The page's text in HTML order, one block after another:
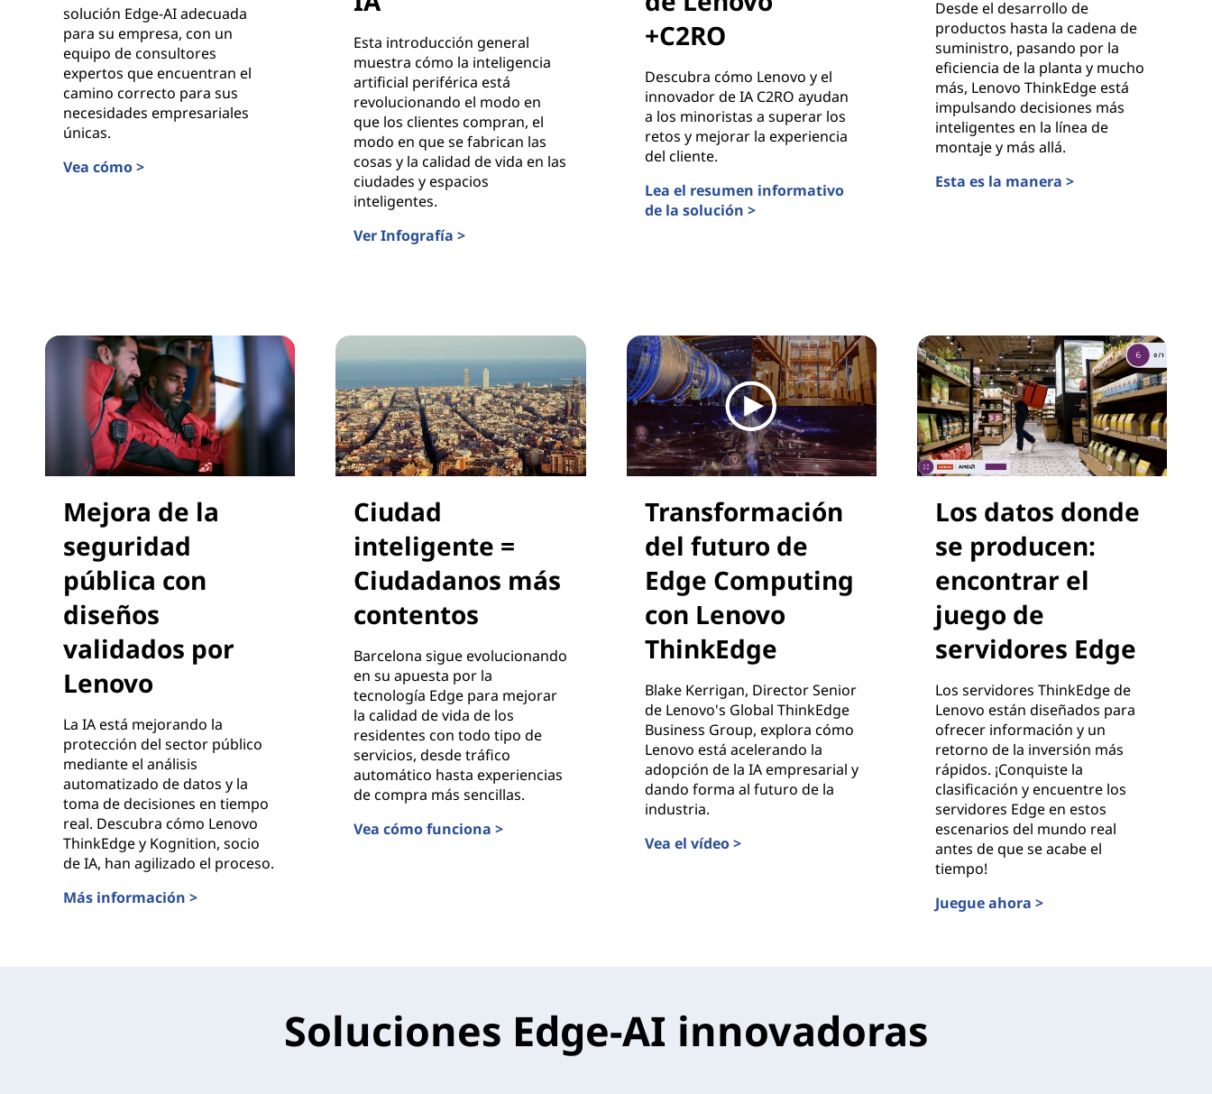
solución Edge-AI adecuada
para su empresa, con un
equipo de consultores
expertos que encuentran el
camino correcto para sus
necesidades empresariales
únicas.
Vea cómo >
Esta introducción general
muestra cómo la inteligencia
artificial periférica está
revolucionando el modo en
que los clientes compran, el
modo en que se fabrican las
cosas y la calidad de vida en las
ciudades y espacios
inteligentes.
Ver Infografía >
+C2RO
Descubra cómo Lenovo y el
innovador de IA C2RO ayudan
a los minoristas a superar los
retos y mejorar la experiencia
del cliente.
Lea el resumen informativo
de la solución >
Desde el desarrollo de
productos hasta la cadena de
suministro, pasando por la
eficiencia de la planta y mucho
más, Lenovo ThinkEdge está
impulsando decisiones más
inteligentes en la línea de
montaje y más allá.
Esta es la manera >
Mejora de la
seguridad
pública con
diseños
validados por
Lenovo
La IA está mejorando la
protección del sector público
mediante el análisis
automatizado de datos y la
toma de decisiones en tiempo
real. Descubra cómo Lenovo
ThinkEdge y Kognition, socio
de IA, han agilizado el proceso.
Más información >
Ciudad
inteligente =
Ciudadanos más
contentos
Barcelona sigue evolucionando
en su apuesta por la
tecnología Edge para mejorar
la calidad de vida de los
residentes con todo tipo de
servicios, desde tráfico
automático hasta experiencias
de compra más sencillas.
Vea cómo funciona >
Ciudad inteligente = Ciudadanos más contentos
Transformación
del futuro de
Edge Computing
con Lenovo
ThinkEdge
Blake Kerrigan, Director Senior
de Lenovo's Global ThinkEdge
Business Group, explora cómo
Lenovo está acelerando la
adopción de la IA empresarial y
dando forma al futuro de la
industria.
Vea el vídeo >
Transformación del futuro de Edge Computing con Lenovo ThinkEdge
Los datos donde
se producen:
encontrar el
juego de
servidores Edge
Los servidores ThinkEdge de
Lenovo están diseñados para
ofrecer información y un
retorno de la inversión más
rápidos. ¡Conquiste la
clasificación y encuentre los
servidores Edge en estos
escenarios del mundo real
antes de que se acabe el
tiempo!
Juegue ahora >
Soluciones Edge-AI innovadoras